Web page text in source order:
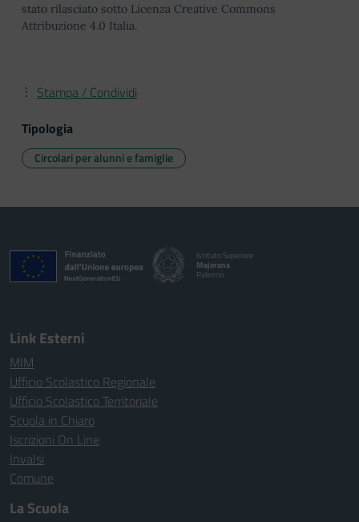
stato rilasciato sotto Licenza Creative Commons
Attribuzione 4.0 Italia.
Stampa / Condividi
Tipologia
Circolari per alunni e famiglie
Istituto Superiore
Majorana
Palermo
Link Esterni
MIM
Ufficio Scolastico Regionale
Ufficio Scolastico Territoriale
Scuola in Chiaro
Iscrizioni On Line
Invalsi
Comune
La Scuola